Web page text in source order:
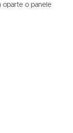
oparte o panele